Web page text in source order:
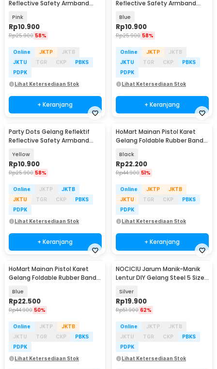
Reflective Safety Armband
Pink
Rp10.900
Rp25.900 58%
Online JKTP
JKTB
JKTU
TGR CKP
PBKS
PDPK
Lihat Ketersediaan Stok
+ Keranjang
Reflective Safety Armband
Blue
Rp10.900
Rp25.900 58%
Online JKTP
JKTB
JKTU
TGR CKP
PBKS
PDPK
Lihat Ketersediaan Stok
+ Keranjang
Party Dots Gelang Reflektif
Reflective Safety Armband
Yellow
Rp10.900
Rp25.900 58%
Online JKTP
JKTB
JKTU
TGR CKP
PBKS
PDPK
Lihat Ketersediaan Stok
+ Keranjang
HoMart Mainan Pistol Karet
Gelang Foldable Rubber Band
Black
Rp22.200
Rp44.900 51%
Online JKTP
JKTB
JKTU
TGR CKP
PBKS
PDPK
Lihat Ketersediaan Stok
+ Keranjang
HoMart Mainan Pistol Karet
Gelang Foldable Rubber Band
Blue
Rp22.500
Rp44.900 50%
Online JKTP
JKTB
JKTU
TGR CKP
PBKS
PDPK
Lihat Ketersediaan Stok
NOCICIU Jarum Manik-Manik
Lentur DIY Gelang Steel 5 Size
Silver
Rp19.900
Rp51.900 62%
Online JKTP
JKTB
JKTU
TGR CKP
PBKS
PDPK
Lihat Ketersediaan Stok